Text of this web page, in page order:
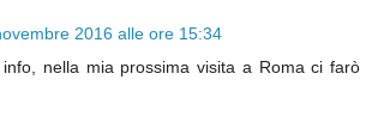
2016 alle ore 15:34
nella mia prossima visita a Roma ci farò